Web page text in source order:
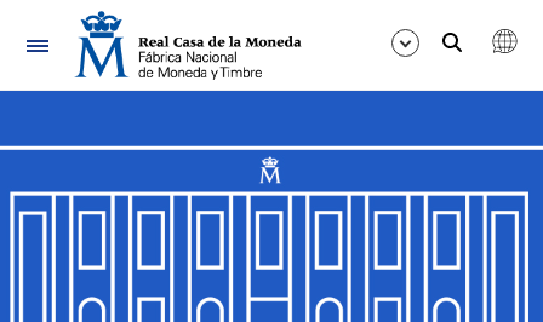
Nabigazioa
Erakutsi/Ezkutatu
Erakutsi/Ezkutatu